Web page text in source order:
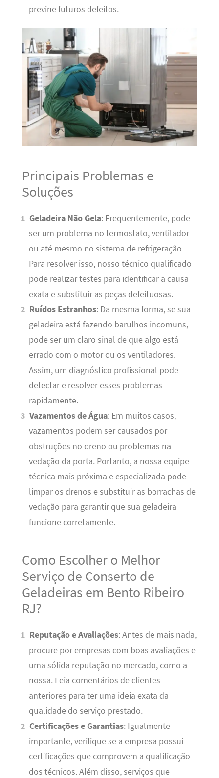
previne futuros defeitos.
Principais Problemas e
Soluções
Geladeira Não Gela: Frequentemente, pode
ser um problema no termostato, ventilador
ou até mesmo no sistema de refrigeração.
Para resolver isso, nosso técnico qualificado
pode realizar testes para identificar a causa
exata e substituir as peças defeituosas.
Ruídos Estranhos: Da mesma forma, se sua
geladeira está fazendo barulhos incomuns,
pode ser um claro sinal de que algo está
errado com o motor ou os ventiladores.
Assim, um diagnóstico profissional pode
detectar e resolver esses problemas
rapidamente.
Vazamentos de Água: Em muitos casos,
vazamentos podem ser causados por
obstruções no dreno ou problemas na
vedação da porta. Portanto, a nossa equipe
técnica mais próxima e especializada pode
limpar os drenos e substituir as borrachas de
vedação para garantir que sua geladeira
funcione corretamente.
Como Escolher o Melhor
Serviço de Conserto de
Geladeiras em Bento Ribeiro
RJ?
Reputação e Avaliações: Antes de mais nada,
procure por empresas com boas avaliações e
uma sólida reputação no mercado, como a
nossa. Leia comentários de clientes
anteriores para ter uma ideia exata da
qualidade do serviço prestado.
Certificações e Garantias: Igualmente
importante, verifique se a empresa possui
certificações que comprovem a qualificação
dos técnicos. Além disso, serviços que